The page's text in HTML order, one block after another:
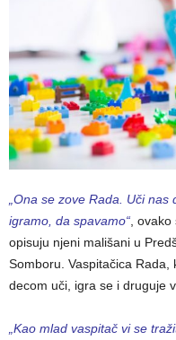
„Ona se zove Rada. Uči
igramo, da spavamo“, ovako
opisuju njeni mališani u
Somboru. Vaspitačica
decom uči, igra se i druguje
„Kao mlad vaspitač vi se